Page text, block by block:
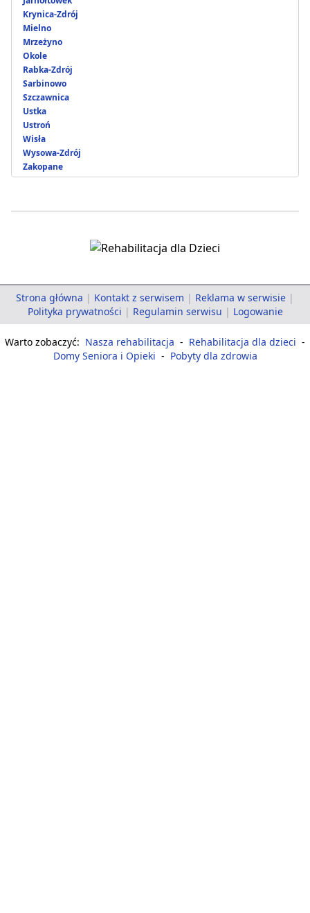
Krynica-Zdrój
Mielno
Mrzeżyno
Okole
Rabka-Zdrój
Sarbinowo
Szczawnica
Ustka
Ustroń
Wisła
Wysowa-Zdrój
Zakopane
Strona główna | Kontakt z serwisem | Reklama w serwisie |
Polityka prywatności | Regulamin serwisu | Logowanie
Warto zobaczyć: Nasza rehabilitacja - Rehabilitacja dla dzieci -
Domy Seniora i Opieki - Pobyty dla zdrowia